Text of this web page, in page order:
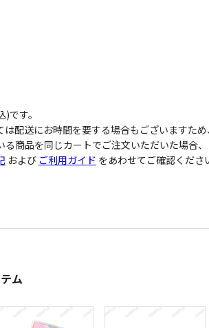
です。
配送にお時間を要する場合もございますため
商品を同じカートでご注文いただいた場合
および ご利用ガイド をあわせてご確認くださ
ム